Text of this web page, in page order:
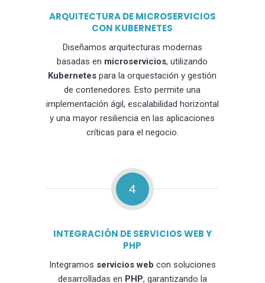
ARQUITECTURA DE MICROSERVICIOS
CON KUBERNETES
Diseñamos arquitecturas modernas
basadas en microservicios, utilizando
Kubernetes para la orquestación y gestión
de contenedores. Esto permite una
implementación ágil, escalabilidad horizontal
y una mayor resiliencia en las aplicaciones
críticas para el negocio.
4
INTEGRACIÓN DE SERVICIOS WEB Y
PHP
Integramos servicios web con soluciones
desarrolladas en PHP, garantizando la